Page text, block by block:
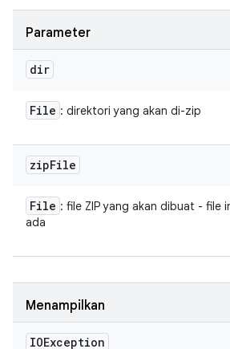
Parameter
dir
File : direktori yang akan di-zip
zipFile
File : file ZIP yang akan dibuat - file
ada
Menampilkan
IOException